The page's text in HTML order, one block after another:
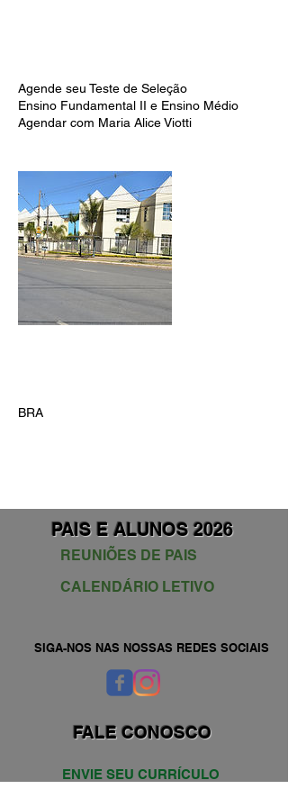
Agende seu Teste de Seleção
Ensino Fundamental II e Ensino Médio
Agendar com Maria Alice Viotti
BRA
PAIS E ALUNOS 2026
REUNIÕES DE PAIS
CALENDÁRIO LETIVO
SIGA-NOS NAS NOSSAS REDES SOCIAIS
FALE CONOSCO
ENVIE SEU CURRÍCULO